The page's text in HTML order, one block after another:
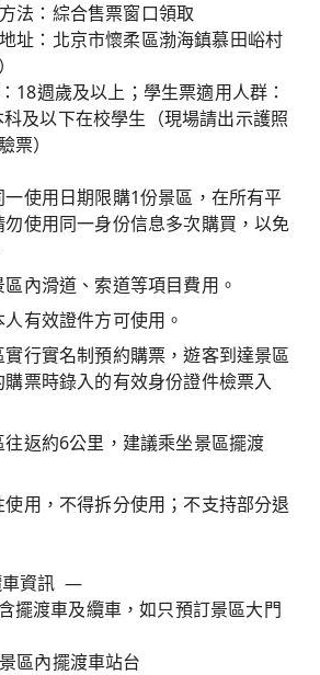
法：綜合售票窗口領取
址：北京市懷柔區渤海鎮慕田峪村
18週歲及以上；學生票適用人群：
及以下在校學生（現場請出示護照
票）
使用日期限購1份景區，在所有平
使用同一身份信息多次購買，以免
內滑道、索道等項目費用。
有效證件方可使用。
行實名制預約購票，遊客到達景區
票時錄入的有效身份證件檢票入
返約6公里，建議乘坐景區擺渡
用，不得拆分使用；不支持部分退
車資訊 —
擺渡車及纜車，如只預訂景區大門
區內擺渡車站台